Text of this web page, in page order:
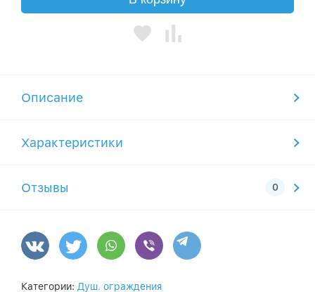
Описание
Характеристики
Отзывы
Категории: Душ. ограждения